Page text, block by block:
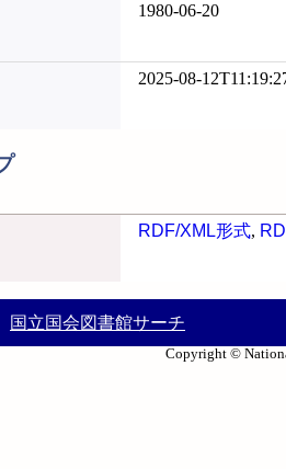
1980-06-20
2025-08-
RDF/XML形式,
国立国会図書館サーチ
Copyright ©